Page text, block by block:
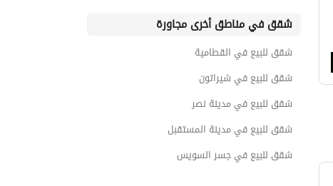
شقق للبيع في كومباوند بورتو نيو كايرو - نيوم
شقق للبيع في اليفين
شقق للبيع في كومباوند فيلدج جيت
شقق في مناطق أخرى مجاورة
شقق للبيع في القطامية
شقق للبيع في شيراتون
شقق للبيع في مدينة نصر
شقق للبيع في مدينة المستقبل
شقق للبيع في جسر السويس